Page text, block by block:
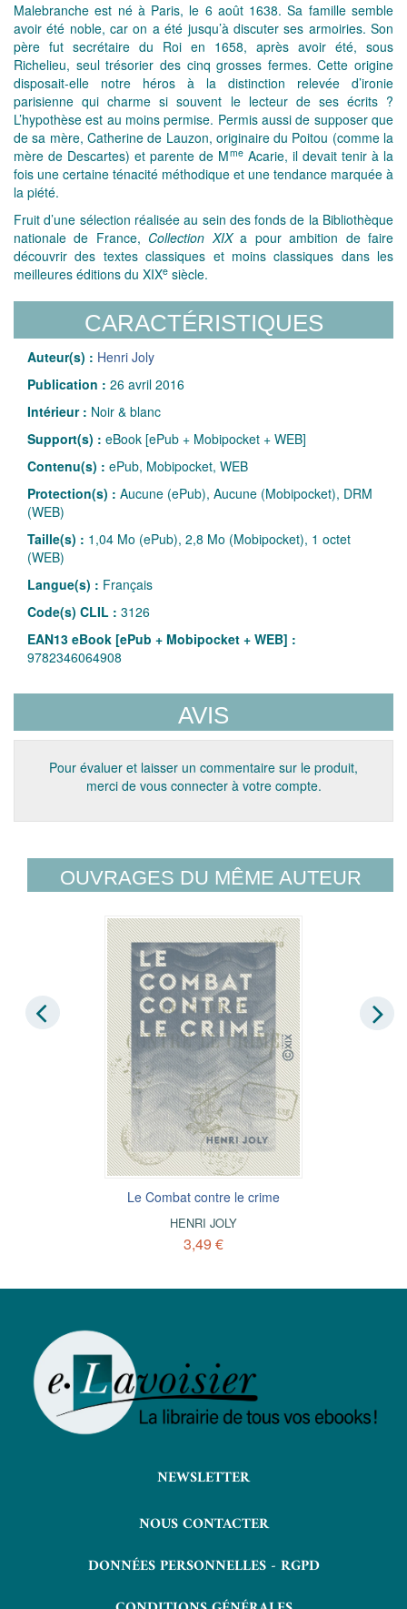
Malebranche est né à Paris, le 6 août 1638. Sa famille semble
avoir été noble, car on a été jusqu’à discuter ses armoiries. Son
père fut secrétaire du Roi en 1658, après avoir été, sous
Richelieu, seul trésorier des cinq grosses fermes. Cette origine
disposait-elle notre héros à la distinction relevée d’ironie
parisienne qui charme si souvent le lecteur de ses écrits ?
L’hypothèse est au moins permise. Permis aussi de supposer que
de sa mère, Catherine de Lauzon, originaire du Poitou (comme la
mère de Descartes) et parente de MmeAcarie, il devait tenir à la
fois une certaine ténacité méthodique et une tendance marquée à
la piété.
Fruit d’une sélection réalisée au sein des fonds de la Bibliothèque
nationale de France, Collection XIXa pour ambition de faire
découvrir des textes classiques et moins classiques dans les
meilleures éditions du XIXe siècle.
CARACTÉRISTIQUES
Auteur(s) : Henri Joly
Publication : 26 avril 2016
Intérieur : Noir & blanc
Support(s) : eBook [ePub + Mobipocket + WEB]
Contenu(s) : ePub, Mobipocket, WEB
Protection(s) : Aucune (ePub), Aucune (Mobipocket), DRM
(WEB)
Taille(s) : 1,04 Mo (ePub), 2,8 Mo (Mobipocket), 1 octet
(WEB)
Langue(s) : Français
Code(s) CLIL : 3126
EAN13 eBook [ePub + Mobipocket + WEB] :
9782346064908
AVIS
Pour évaluer et laisser un commentaire sur le produit,
merci de vous connecter à votre compte.
OUVRAGES DU MÊME AUTEUR
Le Combat contre le crime
HENRI JOLY
3,49 €
NEWSLETTER
NOUS CONTACTER
DONNÉES PERSONNELLES - RGPD